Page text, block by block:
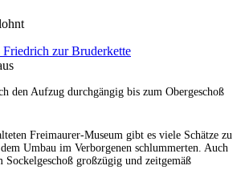
den Aufzug durchgängig bis zum Obergeschoß
Freimaurer-Museum gibt es viele Schätze zu
Umbau im Verborgenen schlummerten. Auch
großzügig und zeitgemäß